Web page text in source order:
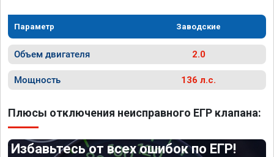
Параметр Заводские
Объем двигателя 2.0
Мощность 136 л.с.
Плюсы отключения неисправного ЕГР клапана:
Избавьтесь от всех ошибок по ЕГР!